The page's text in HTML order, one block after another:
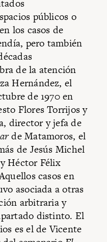
públicos o
los casos de
pero también
de la atención
Hernández, el
de 1970 en
Flores Torrijos y
director y jefa de
de Matamoros, el
de Jesús Michel
Héctor Félix
casos en
asociada a otras
arbitraria y
distinto. El
es el de Vicente